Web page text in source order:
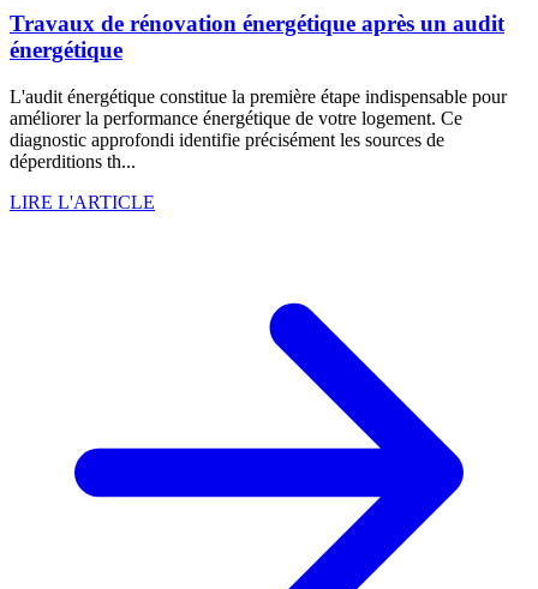
Travaux de rénovation énergétique après un audit
énergétique
L'audit énergétique constitue la première étape indispensable pour
améliorer la performance énergétique de votre logement. Ce
diagnostic approfondi identifie précisément les sources de
déperditions th...
LIRE L'ARTICLE